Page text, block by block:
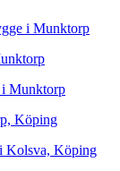
i Munktorp
i Munktorp
Köping
Kolsva, Köping